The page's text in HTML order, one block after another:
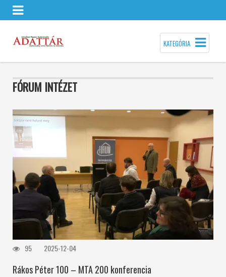
KATEGÓRIA
FÓRUM INTÉZET
95 2025-12-04
Rákos Péter 100 – MTA 200 konferencia